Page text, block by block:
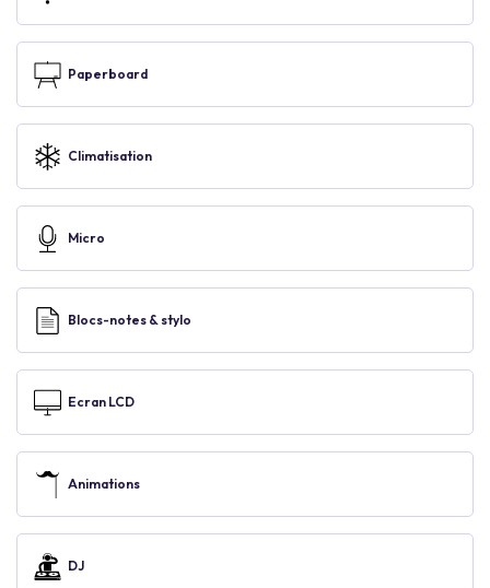
Paperboard
Climatisation
Micro
Blocs-notes & stylo
Ecran LCD
Animations
DJ